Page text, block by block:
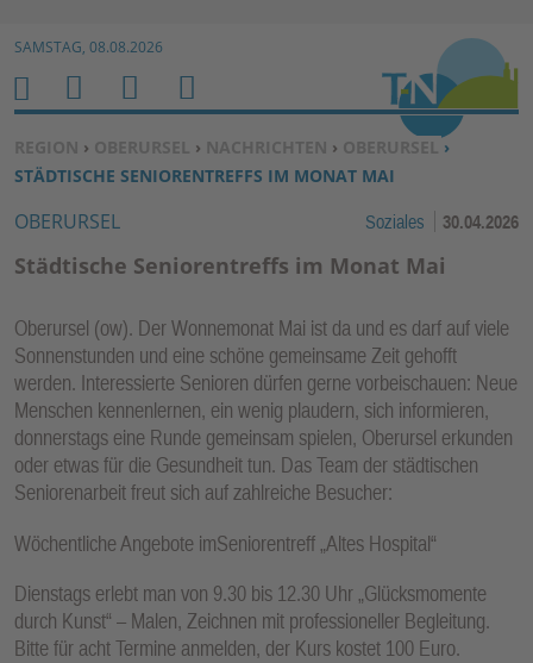
Zum Inhalt springen ↓
SAMSTAG, 08.08.2026
SIE BEFINDEN SICH HIER:
REGION › OBERURSEL › NACHRICHTEN › OBERURSEL ›
STÄDTISCHE SENIORENTREFFS IM MONAT MAI
OBERURSEL Soziales 30.04.2026
Städtische Seniorentreffs im Monat Mai
Oberursel (ow). Der Wonnemonat Mai ist da und es darf auf viele
Sonnenstunden und eine schöne gemeinsame Zeit gehofft
werden. Interessierte Senioren dürfen gerne vorbeischauen: Neue
Menschen kennenlernen, ein wenig plaudern, sich informieren,
donnerstags eine Runde gemeinsam spielen, Oberursel erkunden
oder etwas für die Gesundheit tun. Das Team der städtischen
Seniorenarbeit freut sich auf zahlreiche Besucher:
Wöchentliche Angebote imSeniorentreff „Altes Hospital“
Dienstags erlebt man von 9.30 bis 12.30 Uhr „Glücksmomente
durch Kunst“ – Malen, Zeichnen mit professioneller Begleitung.
Bitte für acht Termine anmelden, der Kurs kostet 100 Euro.
H
O
M
E
M
E
N
U
S
U
C
N
B
E
N
Z
R
F
U
N
K
TI
O
N
E
N